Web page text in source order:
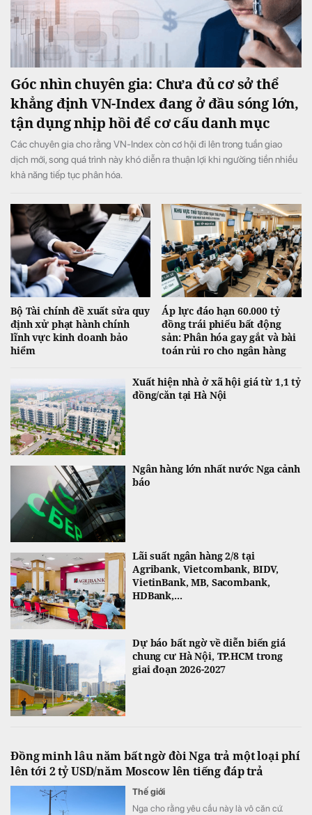
Góc nhìn chuyên gia: Chưa đủ cơ sở thể
khẳng định VN-Index đang ở đầu sóng lớn,
tận dụng nhịp hồi để cơ cấu danh mục
Các chuyên gia cho rằng VN-Index còn cơ hội đi lên trong tuần giao
dịch mới, song quá trình này khó diễn ra thuận lợi khi ngườing tiền nhiều
khả năng tiếp tục phân hóa.
Bộ Tài chính đề xuất sửa quy
định xử phạt hành chính
lĩnh vực kinh doanh bảo
hiểm
Áp lực đáo hạn 60.000 tỷ
đồng trái phiếu bất động
sản: Phân hóa gay gắt và bài
toán rủi ro cho ngân hàng
Xuất hiện nhà ở xã hội giá từ 1,1 tỷ
đồng/căn tại Hà Nội
Ngân hàng lớn nhất nước Nga cảnh
báo
Lãi suất ngân hàng 2/8 tại
Agribank, Vietcombank, BIDV,
VietinBank, MB, Sacombank,
HDBank,...
Dự báo bất ngờ về diễn biến giá
chung cư Hà Nội, TP.HCM trong
giai đoạn 2026-2027
Đồng minh lâu năm bất ngờ đòi Nga trả một loại phí
lên tới 2 tỷ USD/năm Moscow lên tiếng đáp trả
Thế giới
Nga cho rằng yêu cầu này là vô căn cứ.